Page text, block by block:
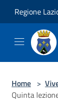
Regione
Home >
Quinta